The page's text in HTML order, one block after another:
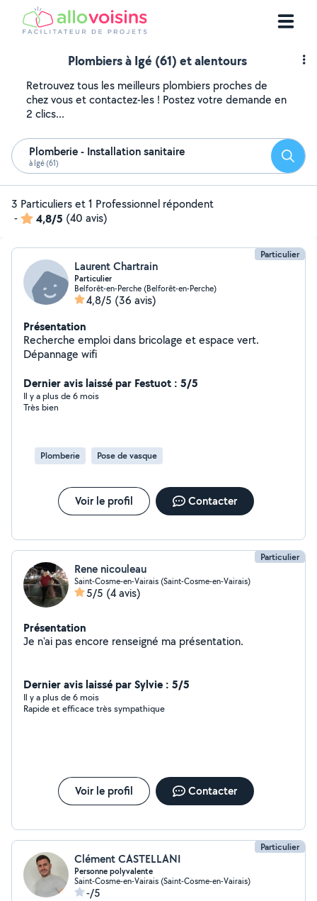
Plombiers à Igé (61) et alentours
Retrouvez tous les meilleurs plombiers proches de
chez vous et contactez-les ! Postez votre demande en
2 clics...
Plomberie - Installation sanitaire
à Igé (61)
3 Particuliers et 1 Professionnel répondent
-
4,8/5 (40 avis)
Particulier
Laurent Chartrain
Particulier
Belforêt-en-Perche (Belforêt-en-Perche)
4,8/5 (36 avis)
Présentation
Recherche emploi dans bricolage et espace vert.
Dépannage wifi
Dernier avis laissé par Festuot : 5/5
Il y a plus de 6 mois
Très bien
Plomberie Pose de vasque
Voir le profil Contacter
Particulier
Rene nicouleau
Saint-Cosme-en-Vairais (Saint-Cosme-en-Vairais)
5/5 (4 avis)
Présentation
Je n'ai pas encore renseigné ma présentation.
Dernier avis laissé par Sylvie : 5/5
Il y a plus de 6 mois
Rapide et efficace très sympathique
Voir le profil Contacter
Particulier
Clément CASTELLANI
Personne polyvalente
Saint-Cosme-en-Vairais (Saint-Cosme-en-Vairais)
-/5